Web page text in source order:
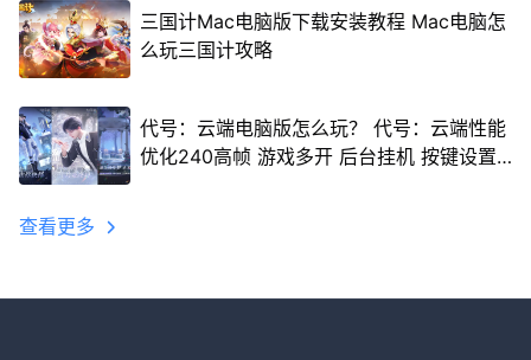
三国计Mac电脑版下载安装教程 Mac电脑怎
么玩三国计攻略
代号：云端电脑版怎么玩？ 代号：云端性能
优化240高帧 游戏多开 后台挂机 按键设置
查看更多